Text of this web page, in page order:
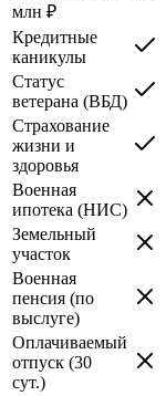
млн ₽
Кредитные
каникулы
Статус
ветерана (ВБД)
Страхование
жизни и
здоровья
Военная
ипотека (НИС)
Земельный
участок
Военная
пенсия (по
выслуге)
Оплачиваемый
отпуск (30
сут.)